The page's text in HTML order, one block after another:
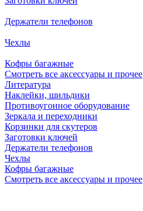
Держатели телефонов
Чехлы
Кофры багажные
Смотреть все аксессуары и прочее
Литература
Наклейки, шильдики
Противоугонное оборудование
Зеркала и переходники
Корзинки для скутеров
Заготовки ключей
Держатели телефонов
Чехлы
Кофры багажные
Смотреть все аксессуары и прочее